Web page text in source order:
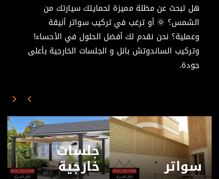
هل تبحث عن مظلة مميزة لحمايتك سيارتك من
الشمس؟ 🌞 أو ترغب في تركيب سواتر أنيقة
وعملية؟ نحن نقدم لك أفضل الحلول في الأحساء!
وتركيب الساندوتش بانل و الجلسات الخارجية بأعلى
جودة.
سواتر
جلسات
خارجية